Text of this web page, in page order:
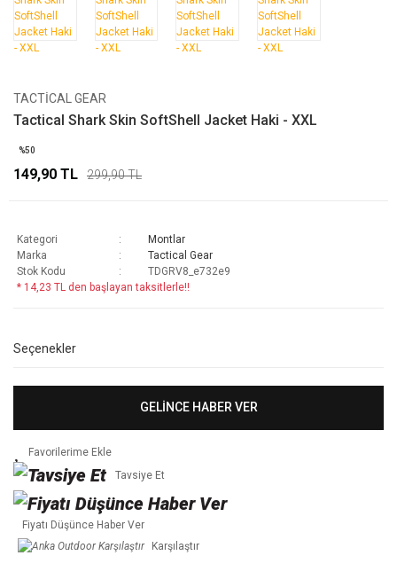
TACTICAL GEAR
Tactical Shark Skin SoftShell Jacket Haki - XXL
%50
149,90 TL 299,90 TL
Kategori
Montlar
Marka
Tactical Gear
Stok Kodu
TDGRV8_e732e9
* 14,23 TL den başlayan taksitlerle!!
Seçenekler
GELİNCE HABER VER
Tavsiye Et
Fiyatı Düşünce Haber Ver
Karşılaştır